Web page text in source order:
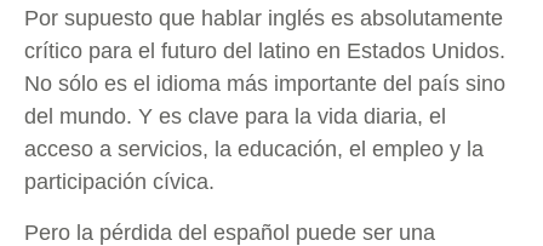
Por supuesto que hablar inglés es absolutamente
crítico para el futuro del latino en Estados Unidos.
No sólo es el idioma más importante del país sino
del mundo. Y es clave para la vida diaria, el
acceso a servicios, la educación, el empleo y la
participación cívica.
Pero la pérdida del español puede ser una